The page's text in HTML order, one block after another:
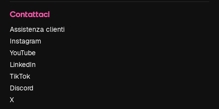
Contattaci
Assistenza clienti
Instagram
YouTube
LinkedIn
TikTok
Discord
X